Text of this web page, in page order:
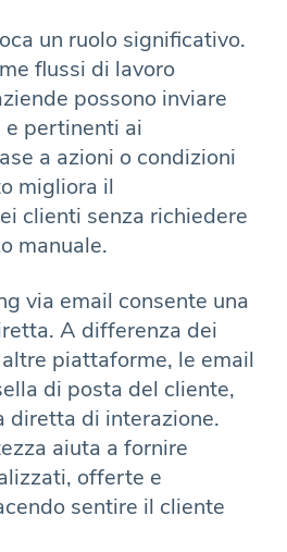
un ruolo significativo.
flussi di lavoro
possono inviare
pertinenti ai
a azioni o condizioni
migliora il
clienti senza richiedere
manuale.
via email consente una
A differenza dei
piattaforme, le email
di posta del cliente,
diretta di interazione.
aiuta a fornire
offerte e
sentire il cliente